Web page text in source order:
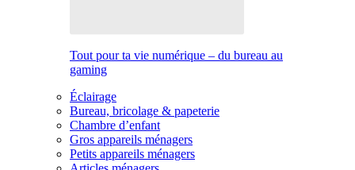
Tout pour ta vie numérique – du bureau au
gaming
Éclairage
Bureau, bricolage & papeterie
Chambre d’enfant
Gros appareils ménagers
Petits appareils ménagers